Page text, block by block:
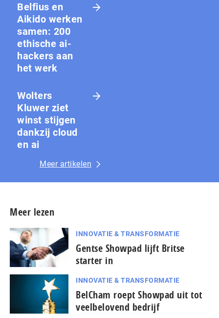
Belfius en
Aikido werken
samen: 200
ethische ai-
hackers aan
het werk
Wolters
Kluwer ziet
winst stijgen
dankzij cloud
en ai
Meer artikelen
Meer lezen
INNOVATIE & TRANSFORMATIE
Gentse Showpad lijft Britse
starter in
INNOVATIE & TRANSFORMATIE
BelCham roept Showpad uit tot
veelbelovend bedrijf